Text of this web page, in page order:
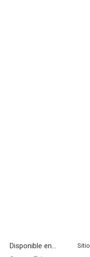
Disponible en...